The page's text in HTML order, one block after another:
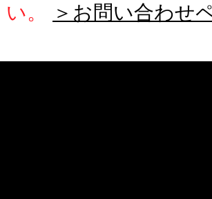
い。
＞お問い合わせ